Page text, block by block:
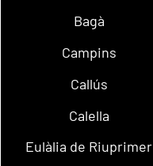
Bagà
Campins
Callús
Calella
Eulàlia de Riuprimer